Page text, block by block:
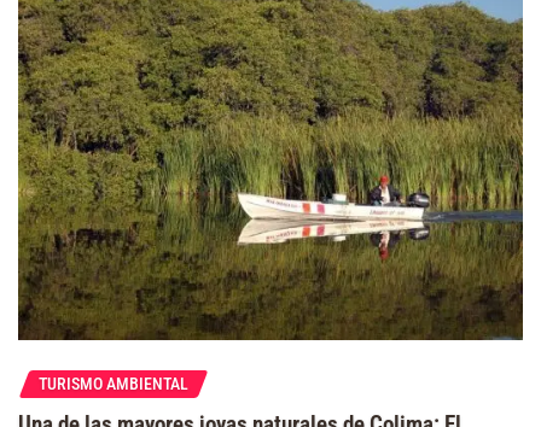
TURISMO AMBIENTAL